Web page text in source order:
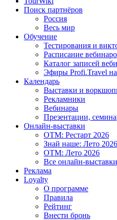
Поиск партнёров
Россия
Весь мир
Обучение
Тестирования и
Расписание
Каталог записей
Эфиры Profi.Travel
Календарь
Выставки и
Рекламники
Вебинары
Презентации,
Онлайн-выставки
OTM: Рестарт 2026
Знай наше: Лето 2026
OTM: Лето 2026
Все онлайн-выставки
Реклама
Loyalty
О программе
Правила
Рейтинг
Внести бронь